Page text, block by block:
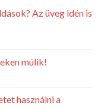
Az üveg idén is
múlik!
használni a